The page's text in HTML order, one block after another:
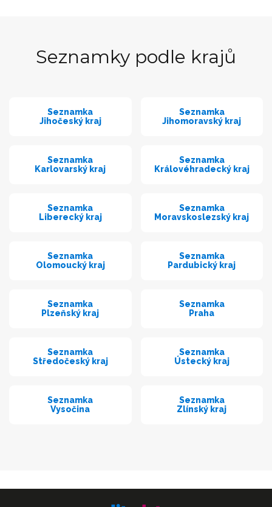
Seznamky podle krajů
Seznamka
Jihočeský kraj
Seznamka
Jihomoravský kraj
Seznamka
Karlovarský kraj
Seznamka
Královéhradecký kraj
Seznamka
Liberecký kraj
Seznamka
Moravskoslezský kraj
Seznamka
Olomoucký kraj
Seznamka
Pardubický kraj
Seznamka
Plzeňský kraj
Seznamka
Praha
Seznamka
Středočeský kraj
Seznamka
Ústecký kraj
Seznamka
Vysočina
Seznamka
Zlínský kraj